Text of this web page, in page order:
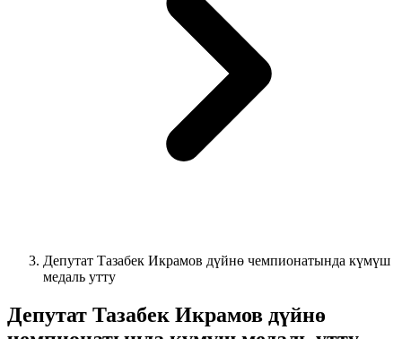
Депутат Тазабек Икрамов дүйнө чемпионатында күмүш
медаль утту
Депутат Тазабек Икрамов дүйнө